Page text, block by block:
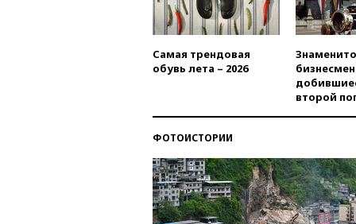
Самая трендовая
обувь лета – 2026
второй
ФОТОИСТОРИИ